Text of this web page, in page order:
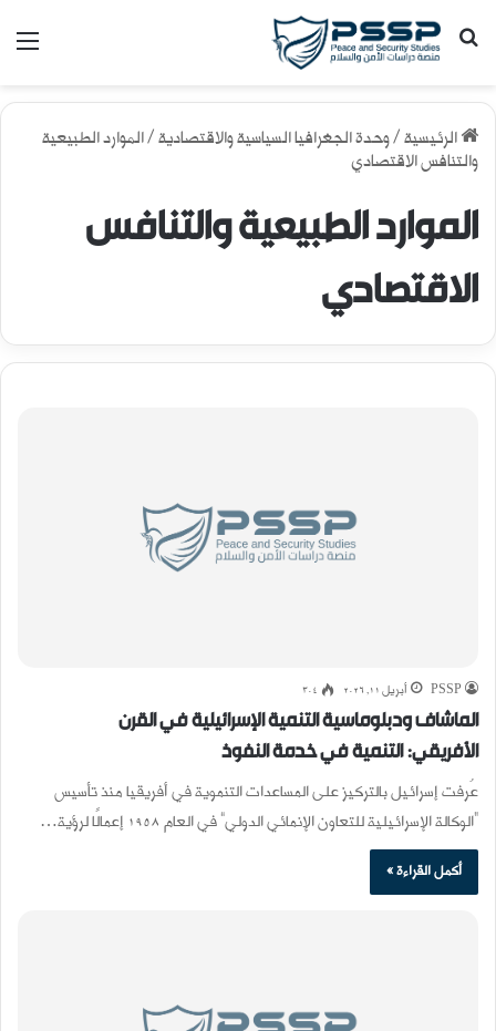
بحث عن
الرئيسية/وحدة الجغرافيا السياسية والاقتصادية/الموارد الطبيعية
والتنافس الاقتصادي
الموارد الطبيعية والتنافس
الاقتصادي
PSSP أبريل 11, 2026 304
الماشاف ودبلوماسية التنمية الإسرائيلية في القرن
الأفريقي: التنمية في خدمة النفوذ
عُرفت إسرائيل بالتركيز على المساعدات التنموية في أفريقيا منذ تأسيس
“الوكالة الإسرائيلية للتعاون الإنمائي الدولي” في العام 1958 إعمالًا لرؤية…
أكمل القراءة »